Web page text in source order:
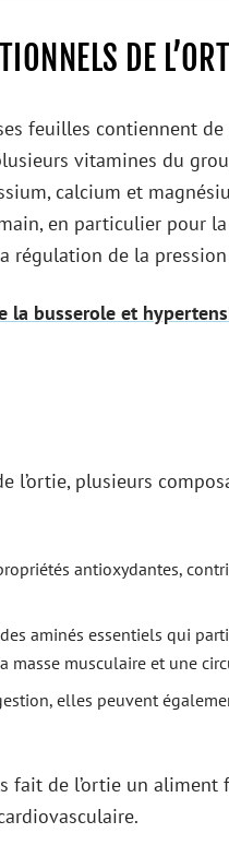
DE
feuilles contiennent
vitamines du
calcium et
en particulier pour
régulation de la
la busserole et
l’ortie, plusieurs
antioxydantes,
aminés essentiels qui
masse musculaire et une
elles peuvent
fait de l’ortie un